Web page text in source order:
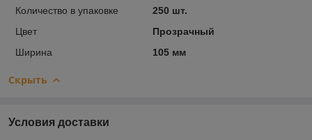
Количество в упаковке
250 шт.
Цвет
Прозрачный
Ширина
105 мм
Скрыть
Условия доставки